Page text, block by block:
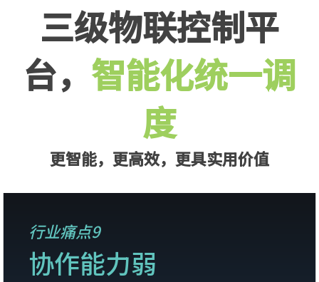
三级物联控制平
台， 智能化统一调
度
更智能，更高效，更具实用价值
行业痛点9
协作能力弱